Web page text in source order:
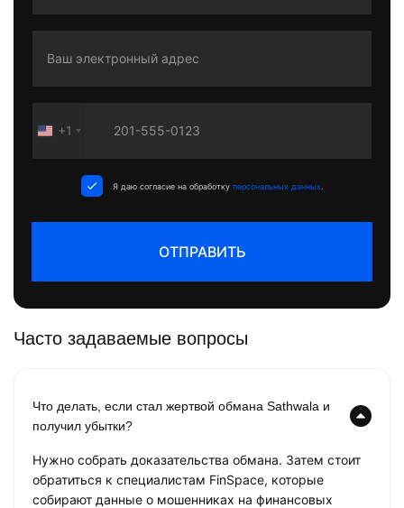
United
+1
Я даю согласие на обработку персональных данных
ОТПРАВИТЬ
Часто задаваемые вопросы
Что делать, если стал жертвой обмана Sathwala и
получил убытки?
Нужно собрать доказательства обмана. Затем стоит
обратиться к специалистам FinSpace, которые
собирают данные о мошенниках на финансовых